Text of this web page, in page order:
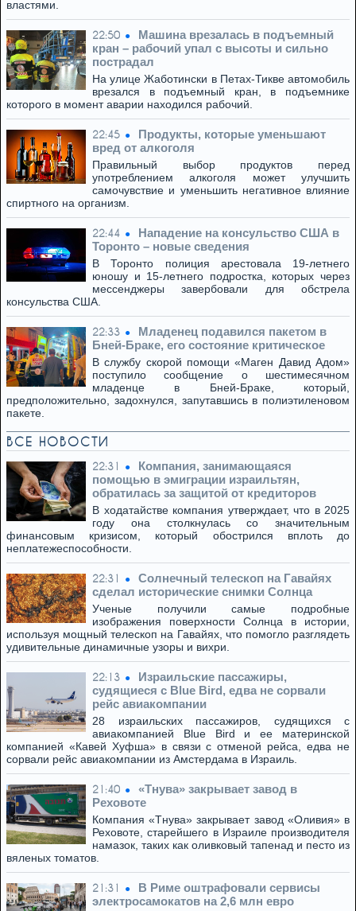
властями.
22:50
Машина врезалась в подъемный
кран – рабочий упал с высоты и сильно
пострадал
На улице Жаботински в Петах-Тикве автомобиль
врезался в подъемный кран, в подъемнике
которого в момент аварии находился рабочий.
22:45
Продукты, которые уменьшают
вред от алкоголя
Правильный выбор продуктов перед
употреблением алкоголя может улучшить
самочувствие и уменьшить негативное влияние
спиртного на организм.
22:44
Нападение на консульство США в
Торонто – новые сведения
В Торонто полиция арестовала 19-летнего
юношу и 15-летнего подростка, которых через
мессенджеры завербовали для обстрела
консульства США.
22:33
Младенец подавился пакетом в
Бней-Браке, его состояние критическое
В службу скорой помощи «Маген Давид Адом»
поступило сообщение о шестимесячном
младенце в Бней-Браке, который,
предположительно, задохнулся, запутавшись в полиэтиленовом
пакете.
ВСЕ НОВОСТИ
22:31
Компания, занимающаяся
помощью в эмиграции израильтян,
обратилась за защитой от кредиторов
В ходатайстве компания утверждает, что в 2025
году она столкнулась со значительным
финансовым кризисом, который обострился вплоть до
неплатежеспособности.
22:31
Солнечный телескоп на Гавайях
сделал исторические снимки Солнца
Ученые получили самые подробные
изображения поверхности Солнца в истории,
используя мощный телескоп на Гавайях, что помогло разглядеть
удивительные динамичные узоры и вихри.
22:13
Израильские пассажиры,
судящиеся с Blue Bird, едва не сорвали
рейс авиакомпании
28 израильских пассажиров, судящихся с
авиакомпанией Blue Bird и ее материнской
компанией «Кавей Хуфша» в связи с отменой рейса, едва не
сорвали рейс авиакомпании из Амстердама в Израиль.
21:40
«Тнува» закрывает завод в
Реховоте
Компания «Тнува» закрывает завод «Оливия» в
Реховоте, старейшего в Израиле производителя
намазок, таких как оливковый тапенад и песто из
вяленых томатов.
21:31
В Риме оштрафовали сервисы
электросамокатов на 2,6 млн евро